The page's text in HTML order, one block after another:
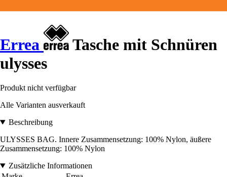
Errea
Tasche mit Schnüren
ulysses
Produkt nicht verfügbar
Alle Varianten ausverkauft
Beschreibung
ULYSSES BAG. Innere Zusammensetzung: 100% Nylon, äußere
Zusammensetzung: 100% Nylon
Zusätzliche Informationen